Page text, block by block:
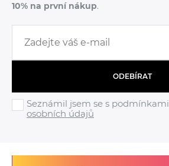
10% na první nákup.
ODEBÍRAT
Seznámil jsem se s podmínkami
osobních údajů